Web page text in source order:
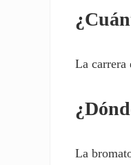
La carrera
La